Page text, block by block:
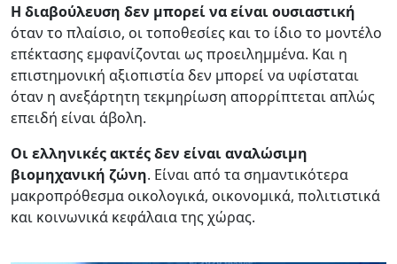
Η διαβούλευση δεν μπορεί να είναι ουσιαστική
όταν το πλαίσιο, οι τοποθεσίες και το ίδιο το μοντέλο
επέκτασης εμφανίζονται ως προειλημμένα. Και η
επιστημονική αξιοπιστία δεν μπορεί να υφίσταται
όταν η ανεξάρτητη τεκμηρίωση απορρίπτεται απλώς
επειδή είναι άβολη.
Οι ελληνικές ακτές δεν είναι αναλώσιμη
βιομηχανική ζώνη. Είναι από τα σημαντικότερα
μακροπρόθεσμα οικολογικά, οικονομικά, πολιτιστικά
και κοινωνικά κεφάλαια της χώρας.